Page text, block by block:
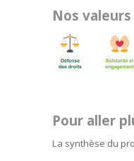
Nos valeurs
Pour aller
La synthèse du